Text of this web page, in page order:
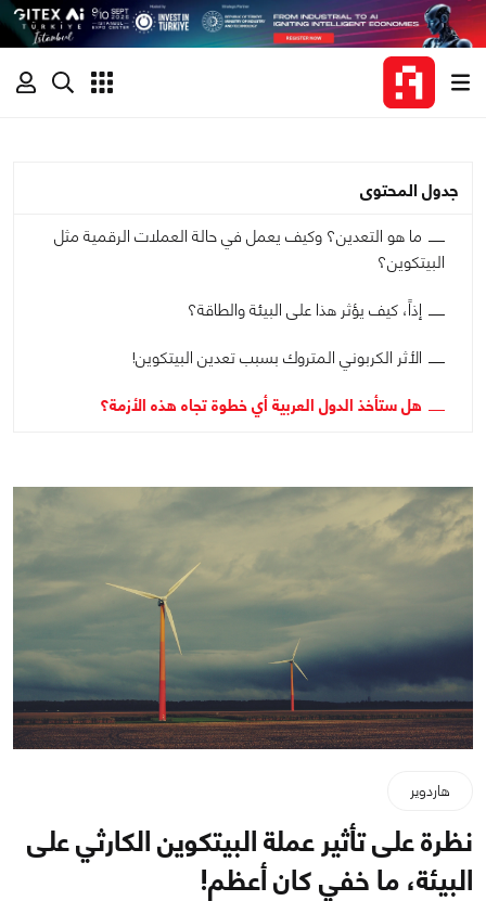
جدول المحتوى
ما هو التعدين؟ وكيف يعمل في حالة العملات الرقمية مثل
البيتكوين؟
إذاً، كيف يؤثر هذا على البيئة والطاقة؟
الأثر الكربوني المتروك بسبب تعدين البيتكوين!
هل ستأخذ الدول العربية أي خطوة تجاه هذه الأزمة؟
هاردوير
نظرة على تأثير عملة البيتكوين الكارثي على
البيئة، ما خفي كان أعظم!